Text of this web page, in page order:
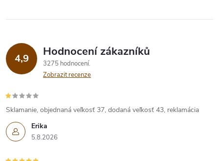
4,9 Hodnocení zákazníků
3275 hodnocení
Zobrazit recenze
Erika
5.8.2026
Sklamanie, objednaná veľkosť 37, dodaná veľkosť 43, reklamácia